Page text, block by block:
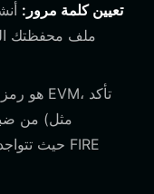
تعيين كلمة مرور:
ملف محفظتك
من